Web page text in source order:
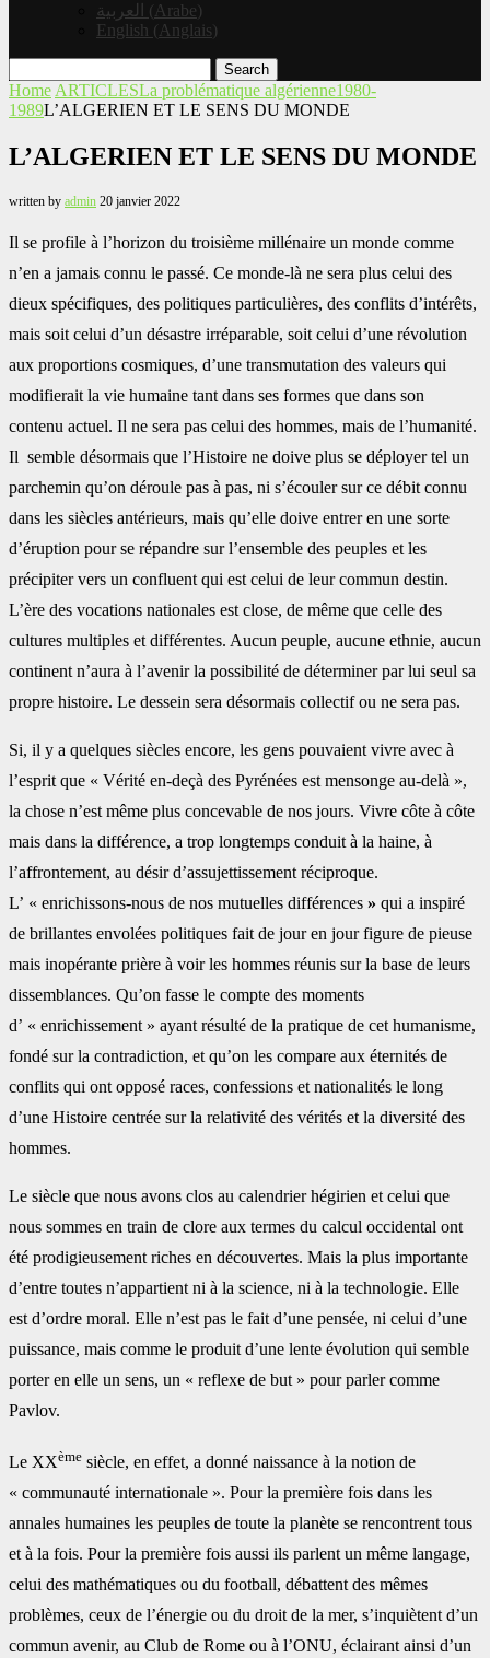
العربية
( Arabe )
English ( Anglais )
Search
Home ARTICLESLa problématique algérienne1980-
1989L’ALGERIEN ET LE SENS DU MONDE
L’ALGERIEN ET LE SENS DU MONDE
written by admin 20 janvier 2022
Il se profile à l’horizon du troisième millénaire un monde comme
n’en a jamais connu le passé. Ce monde-là ne sera plus celui des
dieux spécifiques, des politiques particulières, des conflits d’intérêts,
mais soit celui d’un désastre irréparable, soit celui d’une révolution
aux proportions cosmiques, d’une transmutation des valeurs qui
modifierait la vie humaine tant dans ses formes que dans son
contenu actuel. Il ne sera pas celui des hommes, mais de l’humanité.
Il semble désormais que l’Histoire ne doive plus se déployer tel un
parchemin qu’on déroule pas à pas, ni s’écouler sur ce débit connu
dans les siècles antérieurs, mais qu’elle doive entrer en une sorte
d’éruption pour se répandre sur l’ensemble des peuples et les
précipiter vers un confluent qui est celui de leur commun destin.
L’ère des vocations nationales est close, de même que celle des
cultures multiples et différentes. Aucun peuple, aucune ethnie, aucun
continent n’aura à l’avenir la possibilité de déterminer par lui seul sa
propre histoire. Le dessein sera désormais collectif ou ne sera pas.
Si, il y a quelques siècles encore, les gens pouvaient vivre avec à
l’esprit que « Vérité en-deçà des Pyrénées est mensonge au-delà »,
la chose n’est même plus concevable de nos jours. Vivre côte à côte
mais dans la différence, a trop longtemps conduit à la haine, à
l’affrontement, au désir d’assujettissement réciproque.
L’ « enrichissons-nous de nos mutuelles différences » qui a inspiré
de brillantes envolées politiques fait de jour en jour figure de pieuse
mais inopérante prière à voir les hommes réunis sur la base de leurs
dissemblances. Qu’on fasse le compte des moments
d’ « enrichissement » ayant résulté de la pratique de cet humanisme,
fondé sur la contradiction, et qu’on les compare aux éternités de
conflits qui ont opposé races, confessions et nationalités le long
d’une Histoire centrée sur la relativité des vérités et la diversité des
hommes.
Le siècle que nous avons clos au calendrier hégirien et celui que
nous sommes en train de clore aux termes du calcul occidental ont
été prodigieusement riches en découvertes. Mais la plus importante
d’entre toutes n’appartient ni à la science, ni à la technologie. Elle
est d’ordre moral. Elle n’est pas le fait d’une pensée, ni celui d’une
puissance, mais comme le produit d’une lente évolution qui semble
porter en elle un sens, un « reflexe de but » pour parler comme
Pavlov.
Le XXème siècle, en effet, a donné naissance à la notion de
« communauté internationale ». Pour la première fois dans les
annales humaines les peuples de toute la planète se rencontrent tous
et à la fois. Pour la première fois aussi ils parlent un même langage,
celui des mathématiques ou du football, débattent des mêmes
problèmes, ceux de l’énergie ou du droit de la mer, s’inquiètent d’un
commun avenir, au Club de Rome ou à l’ONU, éclairant ainsi d’un